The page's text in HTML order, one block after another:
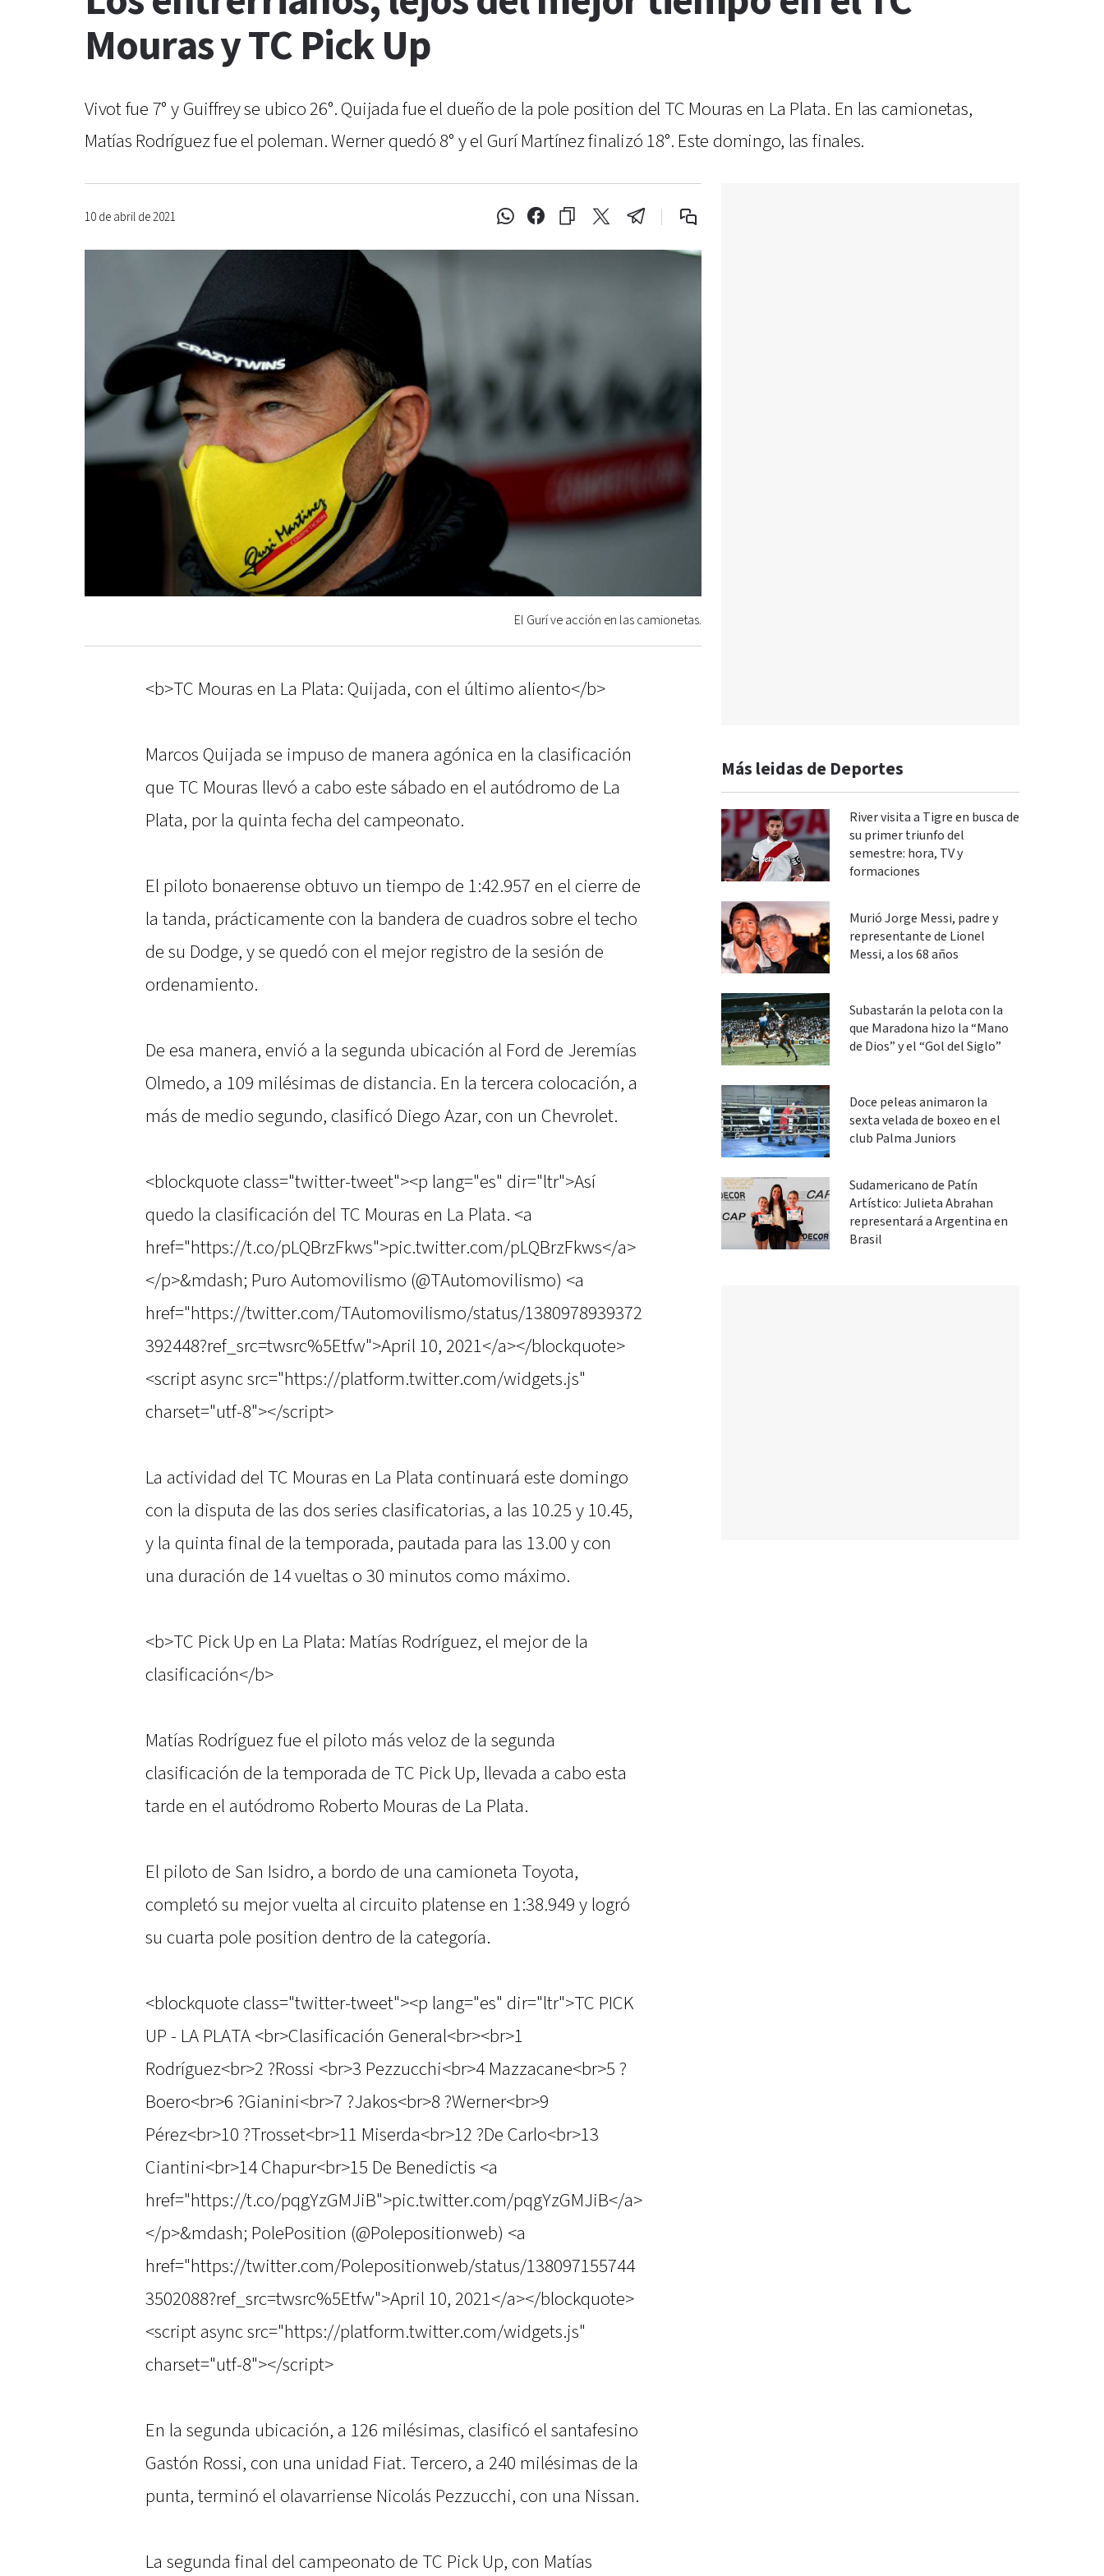
Mouras y TC Pick Up
Vivot fue 7° y Guiffrey se ubico 26°. Quijada fue el dueño de la pole position del TC Mouras en La Plata. En las camionetas,
Matías Rodríguez fue el poleman. Werner quedó 8° y el Gurí Martínez finalizó 18°. Este domingo, las finales.
10 de abril de 2021
El Gurí ve acción en las camionetas.
<b>TC Mouras en La Plata: Quijada, con el último aliento</b>
Marcos Quijada se impuso de manera agónica en la clasificación
que TC Mouras llevó a cabo este sábado en el autódromo de La
Plata, por la quinta fecha del campeonato.
El piloto bonaerense obtuvo un tiempo de 1:42.957 en el cierre de
la tanda, prácticamente con la bandera de cuadros sobre el techo
de su Dodge, y se quedó con el mejor registro de la sesión de
ordenamiento.
De esa manera, envió a la segunda ubicación al Ford de Jeremías
Olmedo, a 109 milésimas de distancia. En la tercera colocación, a
más de medio segundo, clasificó Diego Azar, con un Chevrolet.
<blockquote class="twitter-tweet"><p lang="es" dir="ltr">Así
quedo la clasificación del TC Mouras en La Plata. <a
href="https://t.co/pLQBrzFkws">pic.twitter.com/pLQBrzFkws</a>
</p>&mdash; Puro Automovilismo (@TAutomovilismo) <a
href="https://twitter.com/TAutomovilismo/status/1380978939372
392448?ref_src=twsrc%5Etfw">April 10, 2021</a></blockquote>
<script async src="https://platform.twitter.com/widgets.js"
charset="utf-8"></script>
La actividad del TC Mouras en La Plata continuará este domingo
con la disputa de las dos series clasificatorias, a las 10.25 y 10.45,
y la quinta final de la temporada, pautada para las 13.00 y con
una duración de 14 vueltas o 30 minutos como máximo.
<b>TC Pick Up en La Plata: Matías Rodríguez, el mejor de la
clasificación</b>
Matías Rodríguez fue el piloto más veloz de la segunda
clasificación de la temporada de TC Pick Up, llevada a cabo esta
tarde en el autódromo Roberto Mouras de La Plata.
El piloto de San Isidro, a bordo de una camioneta Toyota,
completó su mejor vuelta al circuito platense en 1:38.949 y logró
su cuarta pole position dentro de la categoría.
<blockquote class="twitter-tweet"><p lang="es" dir="ltr">TC PICK
UP - LA PLATA <br>Clasificación General<br><br>1
Rodríguez<br>2 ?Rossi <br>3 Pezzucchi<br>4 Mazzacane<br>5 ?
Boero<br>6 ?Gianini<br>7 ?Jakos<br>8 ?Werner<br>9
Pérez<br>10 ?Trosset<br>11 Miserda<br>12 ?De Carlo<br>13
Ciantini<br>14 Chapur<br>15 De Benedictis <a
href="https://t.co/pqgYzGMJiB">pic.twitter.com/pqgYzGMJiB</a>
</p>&mdash; PolePosition (@Polepositionweb) <a
href="https://twitter.com/Polepositionweb/status/138097155744
3502088?ref_src=twsrc%5Etfw">April 10, 2021</a></blockquote>
<script async src="https://platform.twitter.com/widgets.js"
charset="utf-8"></script>
En la segunda ubicación, a 126 milésimas, clasificó el santafesino
Gastón Rossi, con una unidad Fiat. Tercero, a 240 milésimas de la
punta, terminó el olavarriense Nicolás Pezzucchi, con una Nissan.
La segunda final del campeonato de TC Pick Up, con Matías
Más leidas de Deportes
River visita a Tigre en busca de
su primer triunfo del
semestre: hora, TV y
formaciones
Murió Jorge Messi, padre y
representante de Lionel
Messi, a los 68 años
Subastarán la pelota con la
que Maradona hizo la “Mano
de Dios” y el “Gol del Siglo”
Doce peleas animaron la
sexta velada de boxeo en el
club Palma Juniors
Sudamericano de Patín
Artístico: Julieta Abrahan
representará a Argentina en
Brasil